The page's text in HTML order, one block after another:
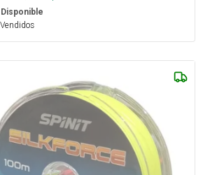
Disponible